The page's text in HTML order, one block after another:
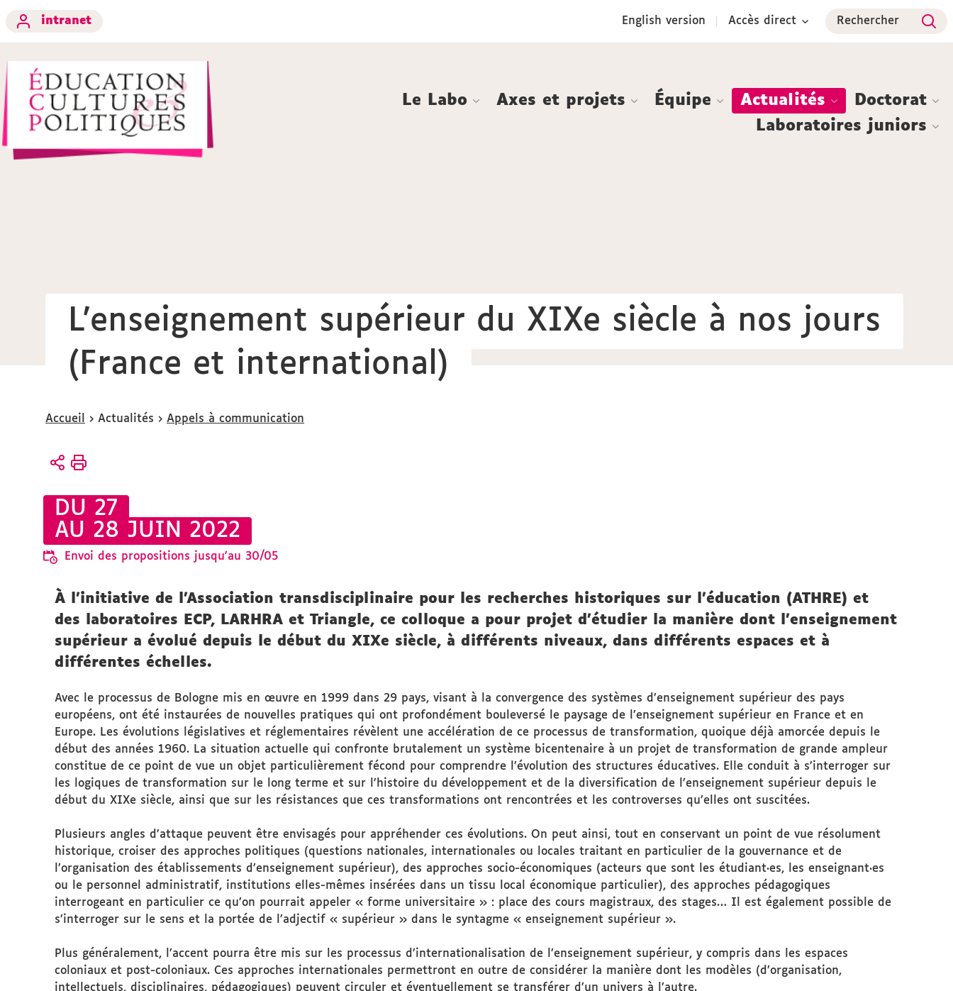
intranet
English version Accès direct Rechercher
Le Labo Axes et projets Équipe Actualités
Doctorat
Laboratoires juniors
L’enseignement supérieur du XIXe siècle à nos jours
(France et international)
Vous
ici :
Accueil Actualités Appels à communication
DU 27
AU 28 JUIN 2022
Envoi des propositions jusqu'au 30/05
À l’initiative de l’Association transdisciplinaire pour les recherches historiques sur l'éducation (ATHRE) et
des laboratoires ECP, LARHRA et Triangle, ce colloque a pour projet d’étudier la manière dont l’enseignement
supérieur a évolué depuis le début du XIXe siècle, à différents niveaux, dans différents espaces et à
différentes échelles.
Avec le processus de Bologne mis en œuvre en 1999 dans 29 pays, visant à la convergence des systèmes d’enseignement supérieur des pays
européens, ont été instaurées de nouvelles pratiques qui ont profondément bouleversé le paysage de l’enseignement supérieur en France et en
Europe. Les évolutions législatives et réglementaires révèlent une accélération de ce processus de transformation, quoique déjà amorcée depuis le
début des années 1960. La situation actuelle qui confronte brutalement un système bicentenaire à un projet de transformation de grande ampleur
constitue de ce point de vue un objet particulièrement fécond pour comprendre l’évolution des structures éducatives. Elle conduit à s’interroger sur
les logiques de transformation sur le long terme et sur l’histoire du développement et de la diversification de l’enseignement supérieur depuis le
début du XIXe siècle, ainsi que sur les résistances que ces transformations ont rencontrées et les controverses qu’elles ont suscitées.
Plusieurs angles d’attaque peuvent être envisagés pour appréhender ces évolutions. On peut ainsi, tout en conservant un point de vue résolument
historique, croiser des approches politiques (questions nationales, internationales ou locales traitant en particulier de la gouvernance et de
l’organisation des établissements d’enseignement supérieur), des approches socio-économiques (acteurs que sont les étudiant·es, les enseignant·es
ou le personnel administratif, institutions elles-mêmes insérées dans un tissu local économique particulier), des approches pédagogiques
interrogeant en particulier ce qu’on pourrait appeler « forme universitaire » : place des cours magistraux, des stages… Il est également possible de
s’interroger sur le sens et la portée de l’adjectif « supérieur » dans le syntagme « enseignement supérieur ».
Plus généralement, l’accent pourra être mis sur les processus d’internationalisation de l’enseignement supérieur, y compris dans les espaces
coloniaux et post-coloniaux. Ces approches internationales permettront en outre de considérer la manière dont les modèles (d’organisation,
intellectuels, disciplinaires, pédagogiques) peuvent circuler et éventuellement se transférer d’un univers à l’autre.